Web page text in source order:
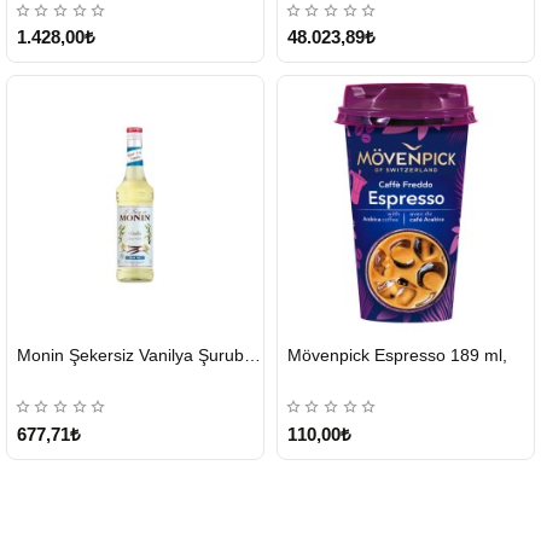
1.428,00₺ 48.023,89₺
GÖNDERİ
677,71₺
Mövenpick Espresso 189 ml,
110,00₺